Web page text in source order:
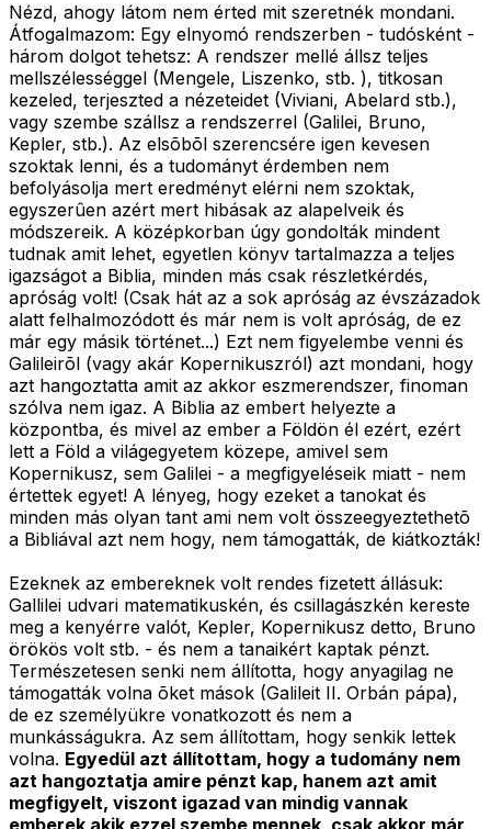
Nézd, ahogy látom nem érted mit szeretnék mondani.
Átfogalmazom: Egy elnyomó rendszerben - tudósként -
három dolgot tehetsz: A rendszer mellé állsz teljes
mellszélességgel (Mengele, Liszenko, stb. ), titkosan
kezeled, terjeszted a nézeteidet (Viviani, Abelard stb.),
vagy szembe szállsz a rendszerrel (Galilei, Bruno,
Kepler, stb.). Az elsõbõl szerencsére igen kevesen
szoktak lenni, és a tudományt érdemben nem
befolyásolja mert eredményt elérni nem szoktak,
egyszerûen azért mert hibásak az alapelveik és
módszereik. A középkorban úgy gondolták mindent
tudnak amit lehet, egyetlen könyv tartalmazza a teljes
igazságot a Biblia, minden más csak részletkérdés,
apróság volt! (Csak hát az a sok apróság az évszázadok
alatt felhalmozódott és már nem is volt apróság, de ez
már egy másik történet...) Ezt nem figyelembe venni és
Galileirõl (vagy akár Kopernikuszról) azt mondani, hogy
azt hangoztatta amit az akkor eszmerendszer, finoman
szólva nem igaz. A Biblia az embert helyezte a
központba, és mivel az ember a Földön él ezért, ezért
lett a Föld a világegyetem közepe, amivel sem
Kopernikusz, sem Galilei - a megfigyeléseik miatt - nem
értettek egyet! A lényeg, hogy ezeket a tanokat és
minden más olyan tant ami nem volt összeegyeztethetõ
a Bibliával azt nem hogy, nem támogatták, de kiátkozták!
Ezeknek az embereknek volt rendes fizetett állásuk:
Gallilei udvari matematikuskén, és csillagászkén kereste
meg a kenyérre valót, Kepler, Kopernikusz detto, Bruno
örökös volt stb. - és nem a tanaikért kaptak pénzt.
Természetesen senki nem állította, hogy anyagilag ne
támogatták volna õket mások (Galileit II. Orbán pápa),
de ez személyükre vonatkozott és nem a
munkásságukra. Az sem állítottam, hogy senkik lettek
volna. Egyedül azt állítottam, hogy a tudomány nem
azt hangoztatja amire pénzt kap, hanem azt amit
megfigyelt, viszont igazad van mindig vannak